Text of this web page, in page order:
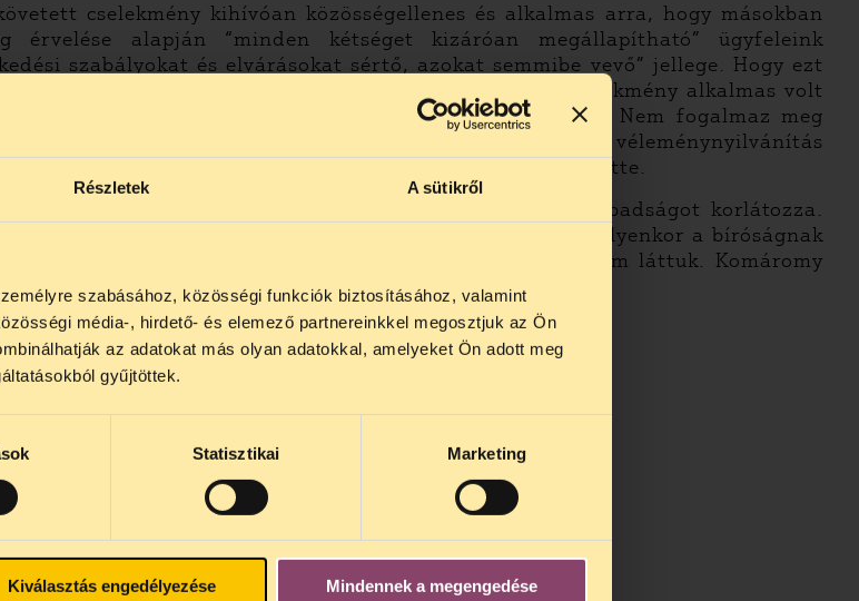
Részletek A sütikről
szabásához, közösségi funkciók biztosításához, valamint
média-, hirdető- és elemező partnereinkkel megosztjuk az Ön
az adatokat más olyan adatokkal, amelyeket Ön adott meg
gyűjtöttek.
Statisztikai Marketing
Kiválasztás engedélyezése Mindennek a megengedése
cselekmény kihívóan közösségellenes és alkalmas arra, hogy másokban
alapján “minden kétséget kizáróan megállapítható” ügyfeleink
szabályokat és elvárásokat sértő, azokat semmibe vevő” jellege. Hogy ezt
ki. Ugyanígy nyilatkozik a döntés arról, hogy a cselekmény alkalmas volt
ehhez sem fűz semmilyen érdemi indokolást a bíróság. Nem fogalmaz meg
gyakorlattal kapcsolatban sem, amely alapján a véleménynyilvánítás
védi, holott az eljáró ügyvéd ezeket a tárgyaláson ismertette.
kívül hagyta, hogy döntésével a véleményszabadságot korlátozza.
jogi felelősséget állapítsanak meg egy jogállamban, de ilyenkor a bíróságnak
az alapjog gyakorlását. Jelen ügyben ennek nyomát sem láttuk. Komáromy
képviselte.
SZÜNET!
hogy
telefonos jogsegélyünk július 27 és
. Az első telefonos jogsegély
augusztus 25-én
jogsegely@tasz.hu